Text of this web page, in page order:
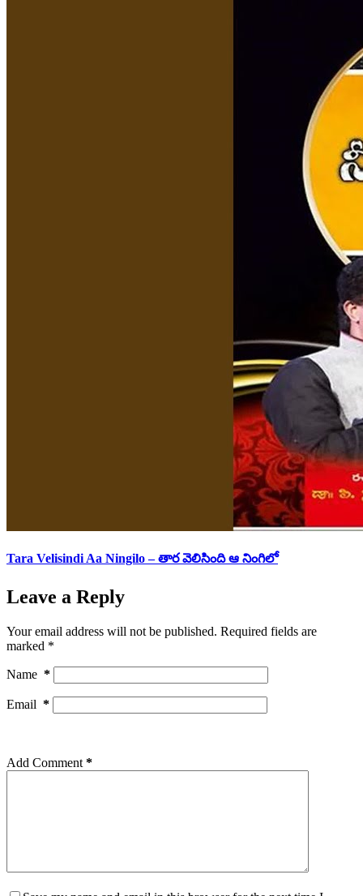
Tara Velisindi Aa Ningilo – తార వెలిసింది ఆ నింగిలో
Leave a Reply
Your email address will not be published. Required fields are
marked *
Name *
Email *
Add Comment *